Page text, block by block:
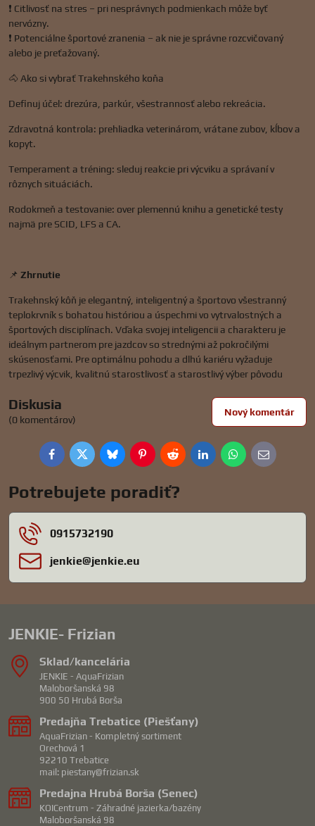
❗ Citlivosť na stres – pri nesprávnych podmienkach môže byť
nervózny.
❗ Potenciálne športové zranenia – ak nie je správne rozcvičovaný
alebo je preťažovaný.
🐴 Ako si vybrať Trakehnského koňa
Definuj účel: drezúra, parkúr, všestrannosť alebo rekreácia.
Zdravotná kontrola: prehliadka veterinárom, vrátane zubov, kĺbov a
kopyt.
Temperament a tréning: sleduj reakcie pri výcviku a správaní v
rôznych situáciách.
Rodokmeň a testovanie: over plemennú knihu a genetické testy
najmä pre SCID, LFS a CA.
📌 Zhrnutie
Trakehnský kôň je elegantný, inteligentný a športovo všestranný
teplokrvník s bohatou históriou a úspechmi vo vytrvalostných a
športových disciplínach. Vďaka svojej inteligencii a charakteru je
ideálnym partnerom pre jazdcov so strednými až pokročilými
skúsenosťami. Pre optimálnu pohodu a dlhú kariéru vyžaduje
trpezlivý výcvik, kvalitnú starostlivosť a starostlivý výber pôvodu
Diskusia
(0 komentárov)
Nový komentár
FacebookTwitterBlueskyPinterestRedditLinkedInWhatsApp
E-
mail
Potrebujete poradiť?
0915732190
jenkie​@jenkie​.eu
JENKIE- Frizian
Sklad/kancelária
JENKIE - AquaFrizian
Maloboršanská 98
900 50 Hrubá Borša
Predajňa Trebatice (Piešťany)
AquaFrizian - Kompletný sortiment
Orechová 1
92210 Trebatice
mail: piestany@frizian.sk
Predajna Hrubá Borša (Senec)
KOICentrum - Záhradné jazierka/bazény
Maloboršanská 98